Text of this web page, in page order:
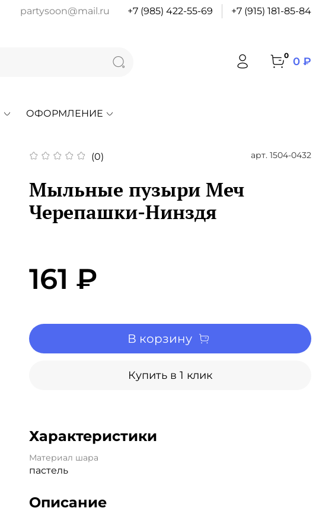
partysoon@mail.ru +7 (985) 422-55-69 +7 (915) 181-85-84
0 0 ₽
ОФОРМЛЕНИЕ
(0)
арт. 1504-0432
Мыльные пузыри Меч
Черепашки-Нинздя
161 ₽
В корзину
Купить в 1 клик
Характеристики
Материал шара
пастель
Описание